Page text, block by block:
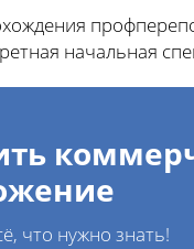
начальная
что нужно знать!